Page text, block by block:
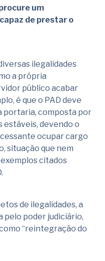
um
de prestar o
ilegalidades
a própria
público acabar
é que o PAD deve
portaria, composta por
devendo o
ocupar cargo
situação que nem
citados
de ilegalidades, a
pelo poder judiciário,
“reintegração do